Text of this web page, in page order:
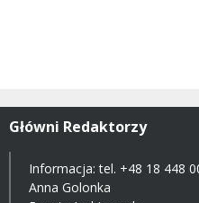
Główni Redaktorzy
Informacja: tel. +48 18 448
Anna Golonka